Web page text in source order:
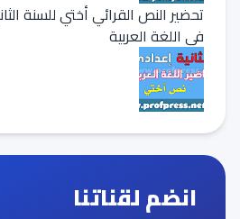
تحضير النص القرائي أختي للسنة
في اللغة العربية
انضم لقناتنا